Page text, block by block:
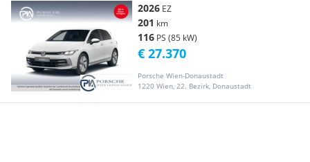
2026 EZ
201 km
116 PS (85 kW)
Porsche Wien-Donaustadt
1220 Wien, 22. Bezirk, Donaustadt
€ 27.370